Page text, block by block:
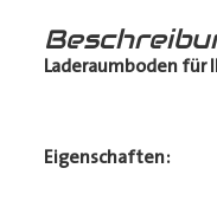
Laderaumboden für
Eigenschaften: